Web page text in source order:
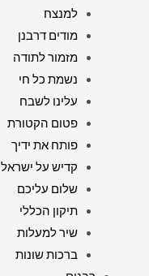
למנצח
מודים דרבנן
מזמור לתודה
נשמת כל חי
עלינו לשבח
פטום הקטורת
פותח את ידיך
קדיש על ישראל
שלום עליכם
תיקון הכללי
שיר למעלות
ברכות שונות